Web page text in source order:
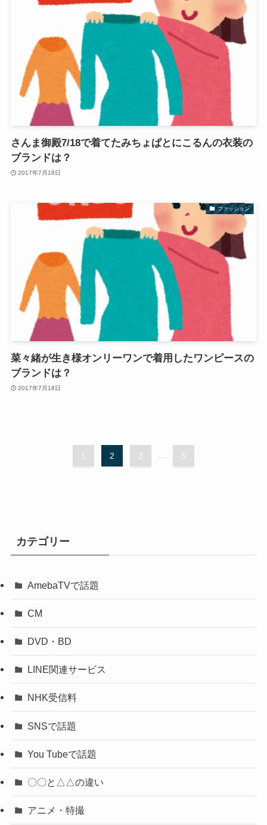
さんま御殿7/18で着てたみちょぱとにこるんの衣装の
ブランドは？
2017年7月18日
ファッション
菜々緒が生き様オンリーワンで着用したワンピースの
ブランドは？
2017年7月18日
1 2 3 5
カテゴリー
AmebaTVで話題
CM
DVD・BD
LINE関連サービス
NHK受信料
SNSで話題
You Tubeで話題
〇〇と△△の違い
アニメ・特撮